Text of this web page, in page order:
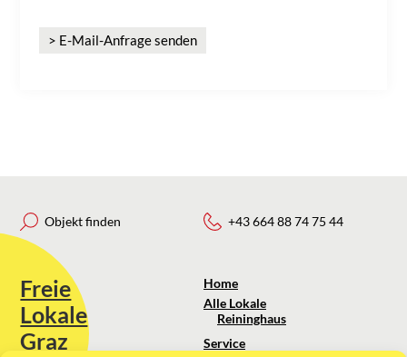
> E-Mail-Anfrage senden
Objekt finden
Freie
Lokale
Graz
+43 664 88 74 75 44
Home
Alle Lokale
Reininghaus
Service